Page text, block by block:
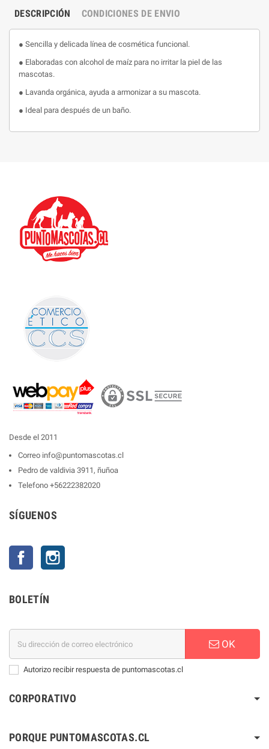
DESCRIPCIÓN CONDICIONES DE ENVIO
● Sencilla y delicada línea de cosmética funcional.
● Elaboradas con alcohol de maíz para no irritar la piel de las
mascotas.
● Lavanda orgánica, ayuda a armonizar a su mascota.
● Ideal para después de un baño.
Desde el 2011
Correo info@puntomascotas.cl
Pedro de valdivia 3911, ñuñoa
Telefono +56222382020
SÍGUENOS
Facebook
BOLETÍN
OK
Autorizo recibir respuesta de puntomascotas.cl
CORPORATIVO
PORQUE PUNTOMASCOTAS.CL